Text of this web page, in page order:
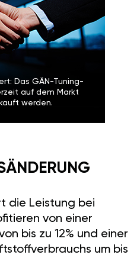
Das GÄN-Tuning-
auf dem Markt
werden.
die Leistung bei
von einer
bis zu 12% und einer
um bis